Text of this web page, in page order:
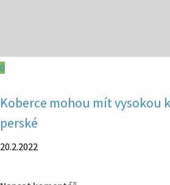
0
Koberce mohou mít vysokou
perské
20.2.2022